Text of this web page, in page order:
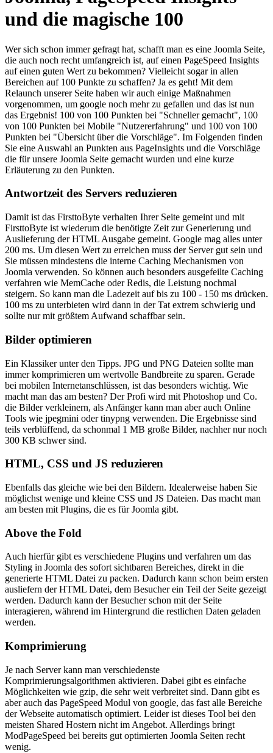
und die magische 100
Wer sich schon immer gefragt hat, schafft man es eine Joomla Seite,
die auch noch recht umfangreich ist, auf einen PageSpeed Insights
auf einen guten Wert zu bekommen? Vielleicht sogar in allen
Bereichen auf 100 Punkte zu schaffen? Ja es geht! Mit dem
Relaunch unserer Seite haben wir auch einige Maßnahmen
vorgenommen, um google noch mehr zu gefallen und das ist nun
das Ergebnis! 100 von 100 Punkten bei "Schneller gemacht", 100
von 100 Punkten bei Mobile "Nutzererfahrung" und 100 von 100
Punkten bei "Übersicht über die Vorschläge". Im Folgenden finden
Sie eine Auswahl an Punkten aus PageInsights und die Vorschläge
die für unsere Joomla Seite gemacht wurden und eine kurze
Erläuterung zu den Punkten.
Antwortzeit des Servers reduzieren
Damit ist das FirsttoByte verhalten Ihrer Seite gemeint und mit
FirsttoByte ist wiederum die benötigte Zeit zur Generierung und
Auslieferung der HTML Ausgabe gemeint. Google mag alles unter
200 ms. Um diesen Wert zu erreichen muss der Server gut sein und
Sie müssen mindestens die interne Caching Mechanismen von
Joomla verwenden. So können auch besonders ausgefeilte Caching
verfahren wie MemCache oder Redis, die Leistung nochmal
steigern. So kann man die Ladezeit auf bis zu 100 - 150 ms drücken.
100 ms zu unterbieten wird dann in der Tat extrem schwierig und
sollte nur mit größtem Aufwand schaffbar sein.
Bilder optimieren
Ein Klassiker unter den Tipps. JPG und PNG Dateien sollte man
immer komprimieren um wertvolle Bandbreite zu sparen. Gerade
bei mobilen Internetanschlüssen, ist das besonders wichtig. Wie
macht man das am besten? Der Profi wird mit Photoshop und Co.
die Bilder verkleinern, als Anfänger kann man aber auch Online
Tools wie jpegmini oder tinypng verwenden. Die Ergebnisse sind
teils verblüffend, da schonmal 1 MB große Bilder, nachher nur noch
300 KB schwer sind.
HTML, CSS und JS reduzieren
Ebenfalls das gleiche wie bei den Bildern. Idealerweise haben Sie
möglichst wenige und kleine CSS und JS Dateien. Das macht man
am besten mit Plugins, die es für Joomla gibt.
Above the Fold
Auch hierfür gibt es verschiedene Plugins und verfahren um das
Styling in Joomla des sofort sichtbaren Bereiches, direkt in die
generierte HTML Datei zu packen. Dadurch kann schon beim ersten
ausliefern der HTML Datei, dem Besucher ein Teil der Seite gezeigt
werden. Dadurch kann der Besucher schon mit der Seite
interagieren, während im Hintergrund die restlichen Daten geladen
werden.
Komprimierung
Je nach Server kann man verschiedenste
Komprimierungsalgorithmen aktivieren. Dabei gibt es einfache
Möglichkeiten wie gzip, die sehr weit verbreitet sind. Dann gibt es
aber auch das PageSpeed Modul von google, das fast alle Bereiche
der Webseite automatisch optimiert. Leider ist dieses Tool bei den
meisten Shared Hostern nicht im Angebot. Allerdings bringt
ModPageSpeed bei bereits gut optimierten Joomla Seiten recht
wenig.